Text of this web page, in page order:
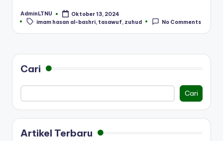
Posted
by
AdminLTNU Oktober 13, 2024
Tags:
imam hasan al-bashri tasawuf zuhud No Comments
Cari
Cari
Artikel Terbaru